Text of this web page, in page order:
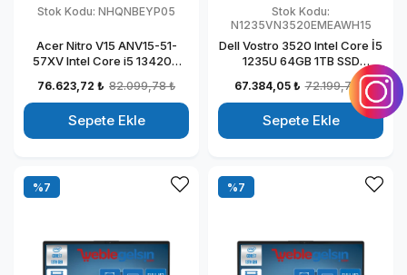
Stok Kodu: NHQNBEYP05
Acer Nitro V15 ANV15-51-
57XV Intel Core i5 13420H
RTX4050-6GB Windows 11
Pro 15.6" 144HZ Fhd
Taşınabilir Bilgisayar
NHQNBEYP05
76.623,72 ₺ 82.099,78 ₺
Sepete Ekle
Stok Kodu:
N1235VN3520EMEAWH15
Dell Vostro 3520 Intel Core İ5
1235U 64GB 1TB SSD
Windows 11 Home 15.6" FHD
Taşınabilir Bilgisayar
N1235VN3520EMEAWH15
67.384,05 ₺ 72.199,78 ₺
Sepete Ekle
%7 %7